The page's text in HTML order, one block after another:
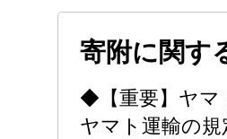
寄附に関す
◆【重要】ヤマ
ヤマト運輸の規